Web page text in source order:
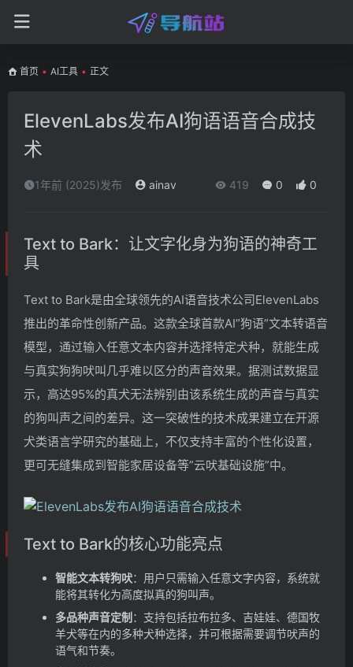
首页 • AI工具 • 正文
ElevenLabs发布AI狗语语音合成技
术
1年前 (2025)发布 ainav 419 0 0
Text to Bark：让文字化身为狗语的神奇工
具
Text to Bark是由全球领先的AI语音技术公司ElevenLabs
推出的革命性创新产品。这款全球首款AI”狗语”文本转语音
模型，通过输入任意文本内容并选择特定犬种，就能生成
与真实狗狗吠叫几乎难以区分的声音效果。据测试数据显
示，高达95%的真犬无法辨别由该系统生成的声音与真实
的狗叫声之间的差异。这一突破性的技术成果建立在开源
犬类语言学研究的基础上，不仅支持丰富的个性化设置，
更可无缝集成到智能家居设备等”云吠基础设施”中。
Text to Bark的核心功能亮点
智能文本转狗吠：用户只需输入任意文字内容，系统就
能将其转化为高度拟真的狗叫声。
多品种声音定制 ：支持包括拉布拉多、吉娃娃、德国牧
羊犬等在内的多种犬种选择，并可根据需要调节吠声的
语气和节奏。